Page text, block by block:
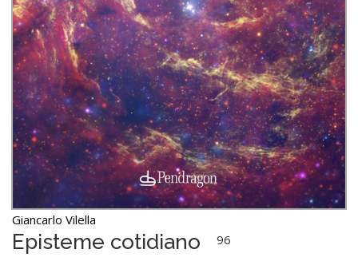
Giancarlo Vilella
Episteme cotidiano 96